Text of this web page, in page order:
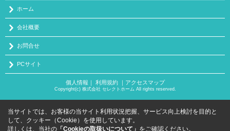
ホーム
会社概要
お問合せ
PCサイト
個人情報 利用規約｜ アクセスマップ
Copyright(c) 株式会社 セレクトホーム All rights reserved.
当サイトでは、お客様の当サイト利用状況把握、サービス向上検討を目的と
して、クッキー（Cookie）を使用しています。
詳しくは、当社の 「Cookieの取扱いについて」 をご確認ください。